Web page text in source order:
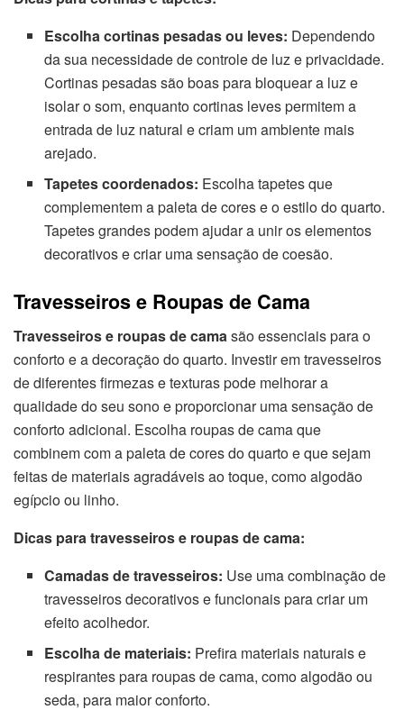
Escolha cortinas pesadas ou leves: Dependendo
da sua necessidade de controle de luz e privacidade.
Cortinas pesadas são boas para bloquear a luz e
isolar o som, enquanto cortinas leves permitem a
entrada de luz natural e criam um ambiente mais
arejado.
Tapetes coordenados: Escolha tapetes que
complementem a paleta de cores e o estilo do quarto.
Tapetes grandes podem ajudar a unir os elementos
decorativos e criar uma sensação de coesão.
Travesseiros e Roupas de Cama
Travesseiros e roupas de camasão essenciais para o
conforto e a decoração do quarto. Investir em travesseiros
de diferentes firmezas e texturas pode melhorar a
qualidade do seu sono e proporcionar uma sensação de
conforto adicional. Escolha roupas de cama que
combinem com a paleta de cores do quarto e que sejam
feitas de materiais agradáveis ao toque, como algodão
egípcio ou linho.
Dicas para travesseiros e roupas de cama:
Camadas de travesseiros: Use uma combinação de
travesseiros decorativos e funcionais para criar um
efeito acolhedor.
Escolha de materiais: Prefira materiais naturais e
respirantes para roupas de cama, como algodão ou
seda, para maior conforto.